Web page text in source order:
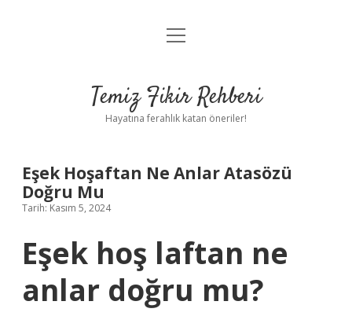
Anasayfa
Yasal Uyarı
menüyü
Temiz Fikir Rehberi
Hayatına ferahlık katan öneriler!
Eşek Hoşaftan Ne Anlar Atasözü
Doğru Mu
Tarih: Kasım 5, 2024
Eşek hoş laftan ne
anlar doğru mu?